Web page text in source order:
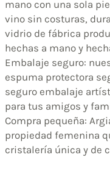
mano con una sola
vino sin costuras,
vidrio de fábrica
hechas a mano y
Embalaje seguro:
espuma protectora
seguro embalaje
para tus amigos y
Compra pequeña:
propiedad femenina
cristalería única y de